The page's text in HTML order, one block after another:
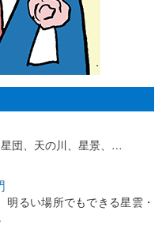
団、天の川、星景、…
明るい場所でもできる星雲・